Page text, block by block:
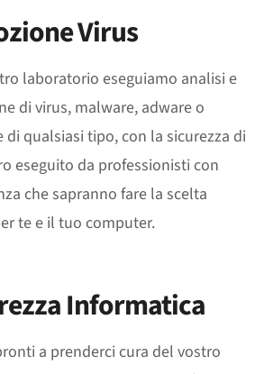
Virus
laboratorio eseguiamo analisi e
di virus, malware, adware o
di qualsiasi tipo, con la sicurezza di
eseguito da professionisti con
che sapranno fare la scelta
te e il tuo computer.
Informatica
a prenderci cura del vostro